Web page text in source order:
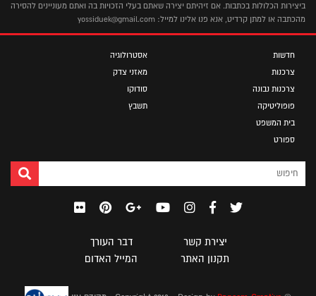
ביצירות הכלולות בכתבות. אם זיהיתם יצירה שאתם בעלי הזכויות בה ואתם מעוניינים להסירה
מהכתבה או למתן קרדיט, אנא פנו אלינו למייל: yossiduek@gmail.com
חדשות
צרכנות
צרכנות נבונה
פופוליטיקה
בית המשפט
ספורט
אסטרולוגיה
מאזני צדק
סודוקו
תשבץ
יצירת קשר
דבר העורך
תקנון האתר
המייל האדום